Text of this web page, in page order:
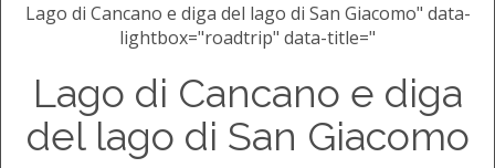
Lago di Cancano e diga del lago di San Giacomo" data-
lightbox="roadtrip" data-title="
Lago di Cancano e diga
del lago di San Giacomo